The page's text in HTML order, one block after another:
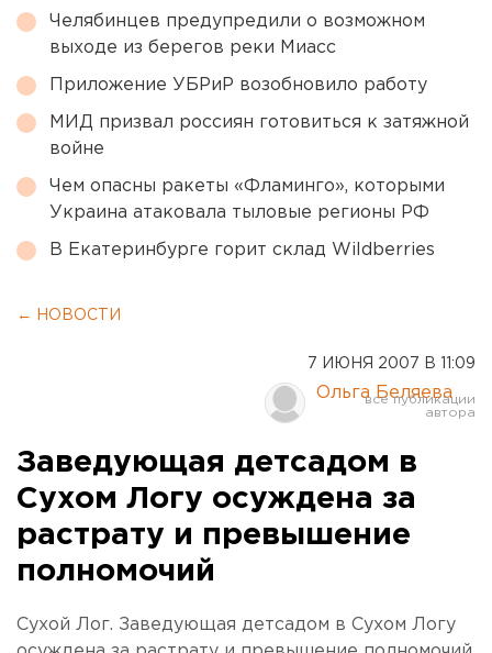
Челябинцев предупредили о возможном
выходе из берегов реки Миасс
Приложение УБРиР возобновило работу
МИД призвал россиян готовиться к затяжной
войне
Чем опасны ракеты «Фламинго», которыми
Украина атаковала тыловые регионы РФ
В Екатеринбурге горит склад Wildberries
← НОВОСТИ
7 ИЮНЯ 2007 В 11:09
Ольга Беляева
Заведующая детсадом в
Сухом Логу осуждена за
растрату и превышение
полномочий
Сухой Лог. Заведующая детсадом в Сухом Логу